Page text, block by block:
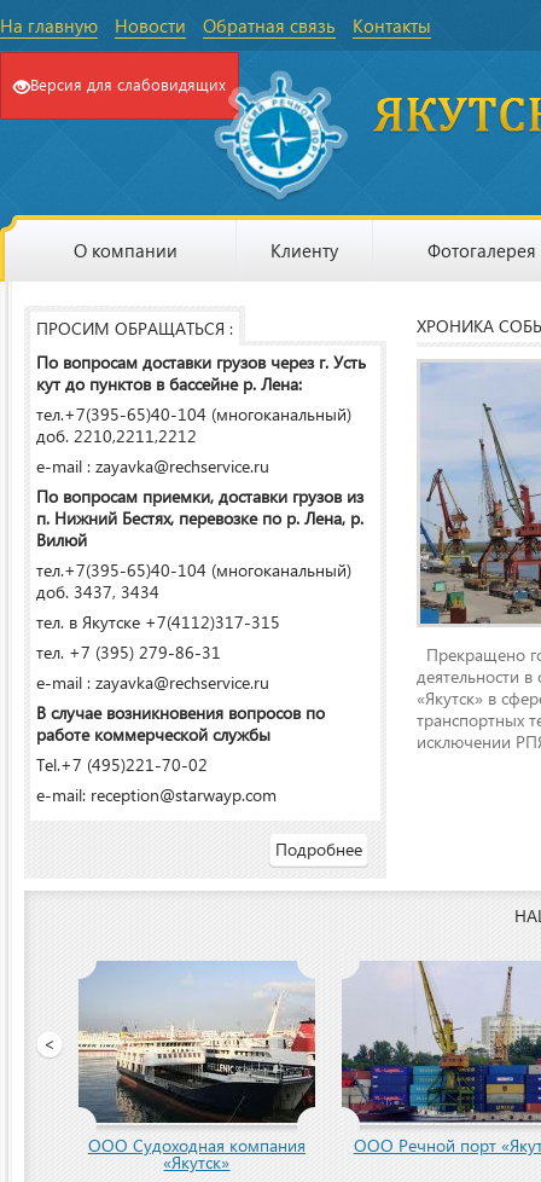
На главную Новости Обратная связь Контакты
Версия для слабовидящих
О компании Клиенту Фотогалерея
ПРОСИМ ОБРАЩАТЬСЯ :
По вопросам доставки грузов через г. Усть
кут до пунктов в бассейне р. Лена:
тел.+7(395-65)40-104 (многоканальный)
доб. 2210,2211,2212
e-mail : zayavka@rechservice.ru
По вопросам приемки, доставки грузов из
п. Нижний Бестях, перевозке по р. Лена, р.
Вилюй
тел.+7(395-65)40-104 (многоканальный)
доб. 3437, 3434
тел. в Якутске +7(4112)317-315
тел. +7 (395) 279-86-31
e-mail : zayavka@rechservice.ru
В случае возникновения вопросов по
работе коммерческой службы
Tel.+7 (495)221-70-02
e-mail: reception@starwayp.com
Подробнее
ХРОНИКА
Прекращено
деятельности
«Якутск» в
транспортных
исключении
<
ООО Судоходная компания
«Якутск»
ООО Речной порт